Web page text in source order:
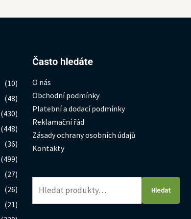
(10)
(48)
(430)
(448)
(36)
(499)
(27)
(26)
(21)
Často hledáte
O nás
Obchodní podmínky
Platební a dodací podmínky
Reklamační řád
Zásady ochrany osobních údajů
Kontakty
Hledat:
Hledat